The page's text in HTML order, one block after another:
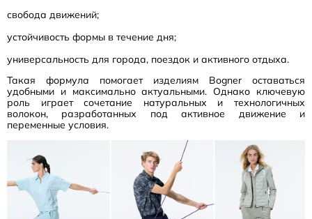
свобода движений;
устойчивость формы в течение дня;
универсальность для города, поездок и активного отдыха.
Такая формула помогает изделиям Bogner оставаться
удобными и максимально актуальными. Однако ключевую
роль играет сочетание натуральных и технологичных
волокон, разработанных под активное движение и
переменные условия.